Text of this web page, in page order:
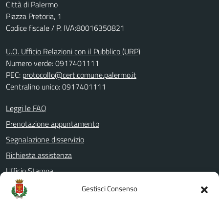
Gestisci Consenso
Città di Palermo
Piazza Pretoria, 1
Codice fiscale / P. IVA:80016350821
U.O. Ufficio Relazioni con il Pubblico (URP)
Numero verde: 0917401111
PEC: protocollo@cert.comune.palermo.it
Centralino unico: 0917401111
Leggi le FAQ
Prenotazione appuntamento
Segnalazione disservizio
Richiesta assistenza
Ufficio Stampa
Amministrazione Trasparente